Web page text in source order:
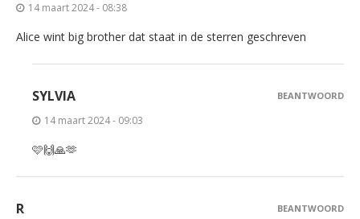
14 maart 2024 - 08:38
Alice wint big brother dat staat in de sterren geschreven
SYLVIA
14 maart 2024 - 09:03
🩷🙌🙏🫶
BEANTWOORD
R BEANTWOORD